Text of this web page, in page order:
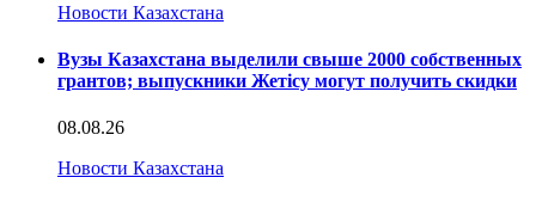
Новости Казахстана
Вузы Казахстана выделили свыше 2000 собственных
грантов; выпускники Жетісу могут получить скидки
08.08.26
Новости Казахстана